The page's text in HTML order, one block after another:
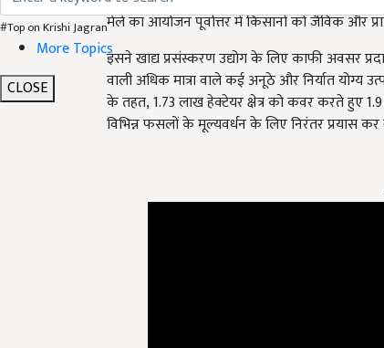
#Top on Krishi Jagran
More Topics
CLOSE
मेले का आयोजन पूर्वोत्तर में किसानों को जैविक और
इसने खाद्य प्रसंस्करण उद्योग के लिए काफी अवसर
वाली अधिक मात्रा वाले कई अनूठे और निर्यात योग्य
के तहत,1.73 लाख हेक्टेयर क्षेत्र को कवर करते हुए
विभिन्न फसलों के मूल्यवर्धन के लिए निरंतर प्रयास कर